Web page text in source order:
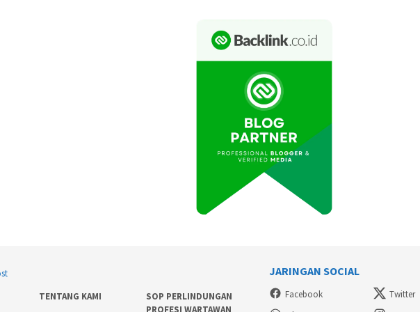
TENTANG KAMI
SOP PERLINDUNGAN
PROFESI WARTAWAN
JARINGAN SOCIAL
Facebook Twitter